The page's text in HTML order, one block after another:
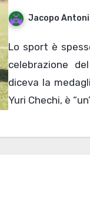
Jacopo
Lo sport è spesso raccontato come trionfo, bellezza,
celebrazione
diceva la
Yuri Chechi, è